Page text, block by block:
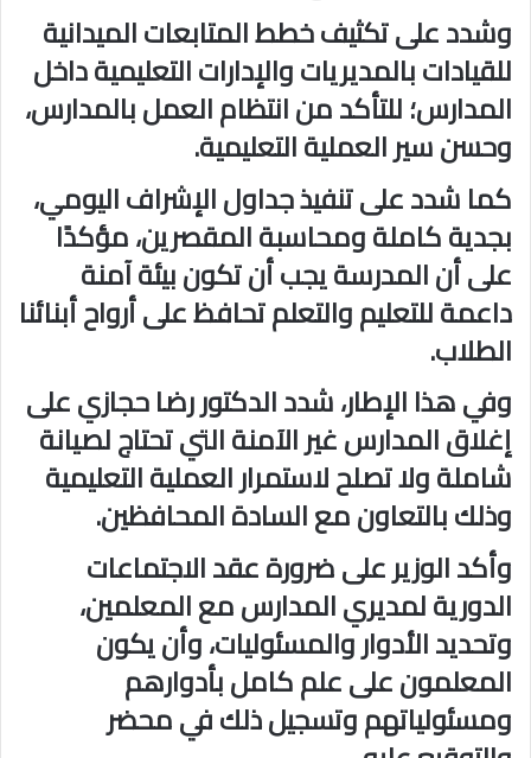
وشدد على تكثيف خطط المتابعات الميدانية
للقيادات بالمديريات والإدارات التعليمية داخل
المدارس؛ للتأكد من انتظام العمل بالمدارس،
وحسن سير العملية التعليمية.
كما شدد على تنفيذ جداول الإشراف اليومي،
بجدية كاملة ومحاسبة المقصرين، مؤكدًا
على أن المدرسة يجب أن تكون بيئة آمنة
داعمة للتعليم والتعلم تحافظ على أرواح أبنائنا
الطلاب.
وفي هذا الإطار، شدد الدكتور رضا حجازي على
إغلاق المدارس غير الآمنة التي تحتاج لصيانة
شاملة ولا تصلح لاستمرار العملية التعليمية
وذلك بالتعاون مع السادة المحافظين.
وأكد الوزير على ضرورة عقد الاجتماعات
الدورية لمديري المدارس مع المعلمين،
وتحديد الأدوار والمسئوليات، وأن يكون
المعلمون على علم كامل بأدوارهم
ومسئولياتهم وتسجيل ذلك في محضر